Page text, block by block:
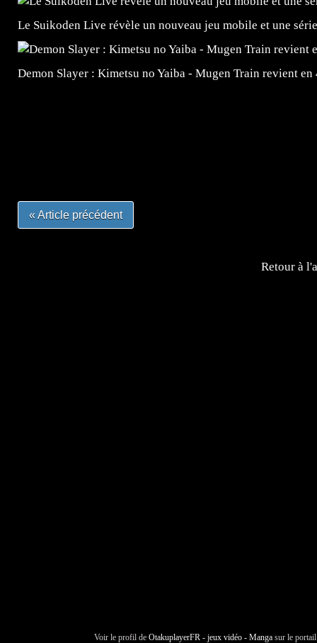
Le Suikoden Live révèle un nouveau jeu mobile et une
Demon Slayer : Kimetsu no Yaiba - Mugen Train revient en
« Article précédent
Retour à
Voir le profil de OtakuplayerFR - jeux vidéo - Manga sur le